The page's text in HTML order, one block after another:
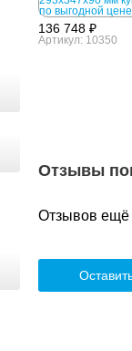
136 748 ₽
Артикул: 10350
Отзывы
Отзывов ещё